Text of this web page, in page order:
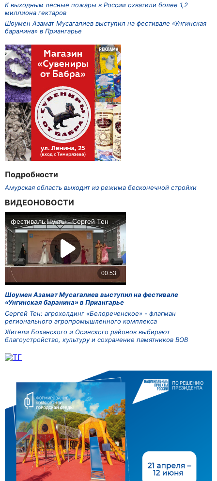
К выходным лесные пожары в России охватили более 1,2
миллиона гектаров
Шоумен Азамат Мусагалиев выступил на фестивале «Унгинская
баранина» в Приангарье
Подробности
Амурская область выходит из режима бесконечной стройки
ВИДЕОНОВОСТИ
Шоумен Азамат Мусагалиев выступил на фестивале
«Унгинская баранина» в Приангарье
Сергей Тен: агрохолдинг «Белореченское» - флагман
регионального агропромышленного комплекса
Жители Боханского и Осинского районов выбирают
благоустройство, культуру и сохранение памятников ВОВ